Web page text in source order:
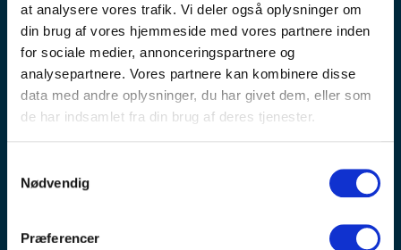
at analysere vores trafik. Vi deler også oplysninger om
din brug af vores hjemmeside med vores partnere inden
for sociale medier, annonceringspartnere og
analysepartnere. Vores partnere kan kombinere disse
data med andre oplysninger, du har givet dem, eller som
de har indsamlet fra din brug af deres tjenester.
Nødvendig
Præferencer
markedsplads for møde- og eventbranchen.
møde- og eventindkøbere i virksomheder og